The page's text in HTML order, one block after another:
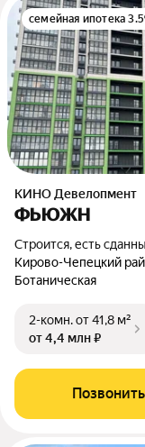
семейная ипотека
КИНО Девелопмент
ФЬЮЖН
Строится, есть
Кирово-Чепецкий
Ботаническая
2-комн.от 41,8 м²
от 4,4 млн ₽
Позвонить